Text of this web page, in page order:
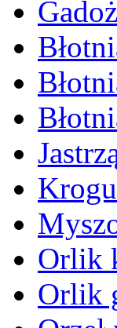
Orlik
Orlik